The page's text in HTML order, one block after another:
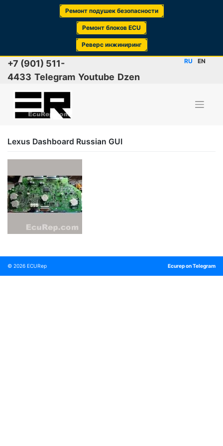
Ремонт подушек безопасности
Ремонт блоков ECU
Реверс инжиниринг
Skip
content
+7 (901) 511-
4433 Telegram Youtube Dzen
RU EN
Lexus Dashboard Russian GUI
© 2026 ECURep Ecurep on Telegram